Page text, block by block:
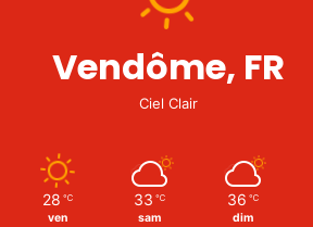
Vendôme, FR
Ciel Clair
28 ℃
ven
33 ℃
sam
36 ℃
dim